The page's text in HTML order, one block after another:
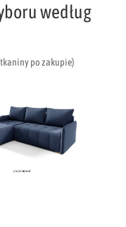
według
po zakupie)